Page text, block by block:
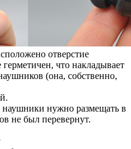
отверстие
что накладывает
(она, собственно,
нужно размещать в
не был перевернут.